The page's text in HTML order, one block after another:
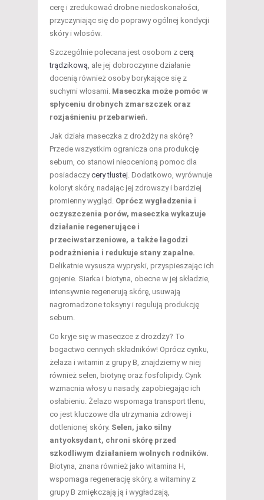
cerę i zredukować drobne niedoskonałości,
przyczyniając się do poprawy ogólnej kondycji
skóry i włosów.
Szczególnie polecana jest osobom z cerą
trądzikową, ale jej dobroczynne działanie
docenią również osoby borykające się z
suchymi włosami. Maseczka może pomóc w
spłyceniu drobnych zmarszczek oraz
rozjaśnieniu przebarwień.
Jak działa maseczka z drożdży na skórę?
Przede wszystkim ogranicza ona produkcję
sebum, co stanowi nieocenioną pomoc dla
posiadaczycery tłustej. Dodatkowo, wyrównuje
koloryt skóry, nadając jej zdrowszy i bardziej
promienny wygląd. Oprócz wygładzenia i
oczyszczenia porów, maseczka wykazuje
działanie regenerujące i
przeciwstarzeniowe, a także łagodzi
podrażnienia i redukuje stany zapalne.
Delikatnie wysusza wypryski, przyspieszając ich
gojenie. Siarka i biotyna, obecne w jej składzie,
intensywnie regenerują skórę, usuwają
nagromadzone toksyny i regulują produkcję
sebum.
Co kryje się w maseczce z drożdży? To
bogactwo cennych składników! Oprócz cynku,
żelaza i witamin z grupy B, znajdziemy w niej
również selen, biotynę oraz fosfolipidy. Cynk
wzmacnia włosy u nasady, zapobiegając ich
osłabieniu. Żelazo wspomaga transport tlenu,
co jest kluczowe dla utrzymania zdrowej i
dotlenionej skóry. Selen, jako silny
antyoksydant, chroni skórę przed
szkodliwym działaniem wolnych rodników.
Biotyna, znana również jako witamina H,
wspomaga regenerację skóry, a witaminy z
grupy B zmiękczają ją i wygładzają,